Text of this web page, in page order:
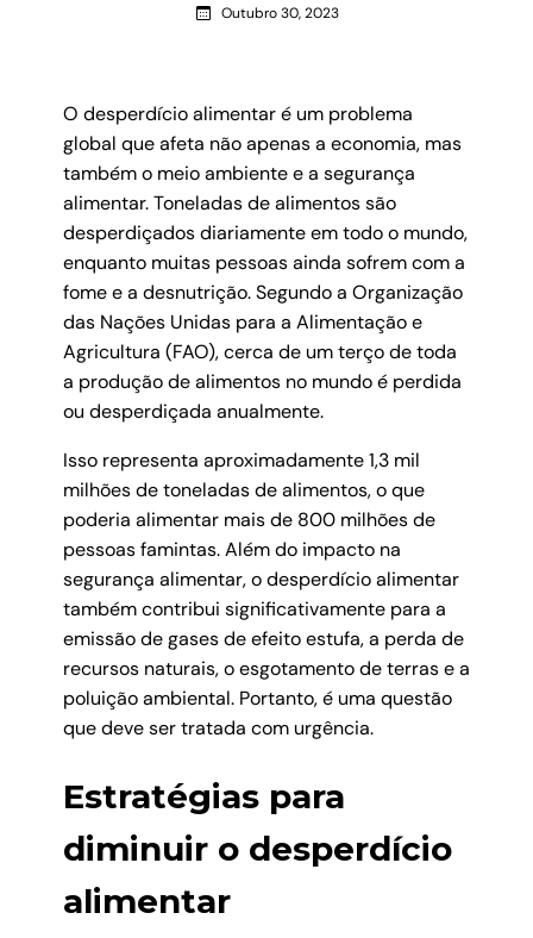
Outubro 30, 2023
O desperdício alimentar é um problema
global que afeta não apenas a economia, mas
também o meio ambiente e a segurança
alimentar. Toneladas de alimentos são
desperdiçados diariamente em todo o mundo,
enquanto muitas pessoas ainda sofrem com a
fome e a desnutrição. Segundo a Organização
das Nações Unidas para a Alimentação e
Agricultura (FAO), cerca de um terço de toda
a produção de alimentos no mundo é perdida
ou desperdiçada anualmente.
Isso representa aproximadamente 1,3 mil
milhões de toneladas de alimentos, o que
poderia alimentar mais de 800 milhões de
pessoas famintas. Além do impacto na
segurança alimentar, o desperdício alimentar
também contribui significativamente para a
emissão de gases de efeito estufa, a perda de
recursos naturais, o esgotamento de terras e a
poluição ambiental. Portanto, é uma questão
que deve ser tratada com urgência.
Estratégias para
diminuir o desperdício
alimentar